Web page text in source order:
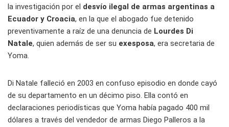
la investigación por el desvío ilegal de armas argentinas a
Ecuador y Croacia, en la que el abogado fue detenido
preventivamente a raíz de una denuncia de Lourdes Di
Natale, quien además de ser su exesposa, era secretaria de
Yoma.
Di Natale falleció en 2003 en confuso episodio en donde cayó
de su departamento en un décimo piso. Ella contó en
declaraciones periodísticas que Yoma había pagado 400 mil
dólares a través del vendedor de armas Diego Palleros a la